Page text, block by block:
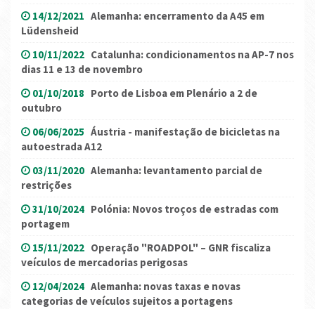
14/12/2021 Alemanha: encerramento da A45 em
Lüdensheid
10/11/2022 Catalunha: condicionamentos na AP-7 nos
dias 11 e 13 de novembro
01/10/2018 Porto de Lisboa em Plenário a 2 de
outubro
06/06/2025 Áustria - manifestação de bicicletas na
autoestrada A12
03/11/2020 Alemanha: levantamento parcial de
restrições
31/10/2024 Polónia: Novos troços de estradas com
portagem
15/11/2022 Operação "ROADPOL" – GNR fiscaliza
veículos de mercadorias perigosas
12/04/2024 Alemanha: novas taxas e novas
categorias de veículos sujeitos a portagens